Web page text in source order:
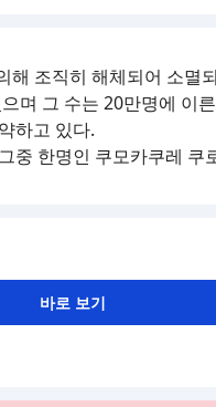
해 조직히 해체되어 소멸
며 그 수는 20만명에 이
하고 있다.
중 한명인 쿠모카쿠레 쿠